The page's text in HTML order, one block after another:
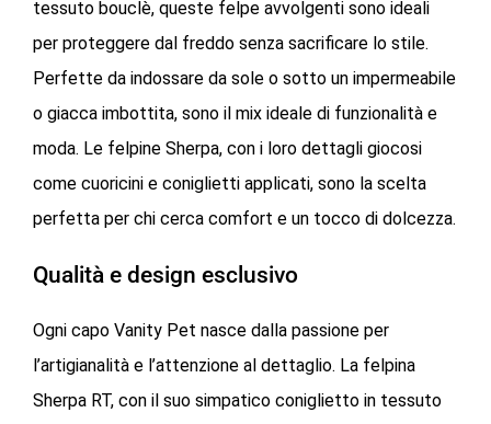
tessuto bouclè, queste felpe avvolgenti sono ideali
per proteggere dal freddo senza sacrificare lo stile.
Perfette da indossare da sole o sotto un impermeabile
o giacca imbottita, sono il mix ideale di funzionalità e
moda. Le felpine Sherpa, con i loro dettagli giocosi
come cuoricini e coniglietti applicati, sono la scelta
perfetta per chi cerca comfort e un tocco di dolcezza.
Qualità e design esclusivo
Ogni capo Vanity Pet nasce dalla passione per
l’artigianalità e l’attenzione al dettaglio. La felpina
Sherpa RT, con il suo simpatico coniglietto in tessuto